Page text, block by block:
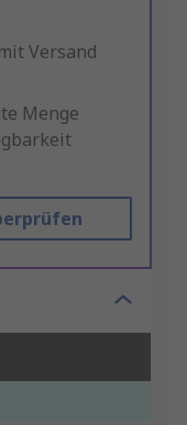
Versand
Menge